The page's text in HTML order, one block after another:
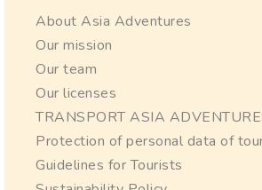
About Asia Adventures
Our mission
Our team
Our licenses
TRANSPORT ASIA
Protection of personal data of
Guidelines for Tourists